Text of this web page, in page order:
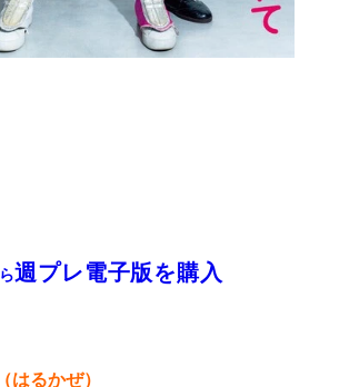
週プレ電子版を購入
はるかぜ）